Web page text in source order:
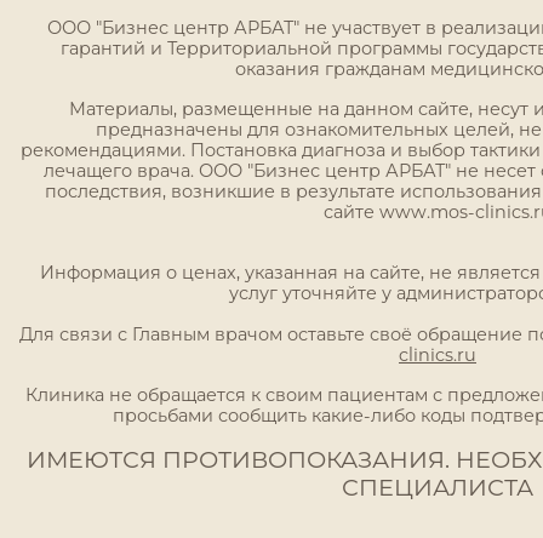
ООО "Бизнес центр АРБАТ" не участвует в
гарантий и Территориальной программы
оказания гражданам
Материалы, размещенные на данном сайте, несут
предназначены для ознакомительных целей,
рекомендациями. Постановка диагноза и выбор
лечащего врача. ООО "Бизнес центр АРБАТ" не несет
последствия, возникшие в результате
сайте www.mos-
Информация о ценах, указанная на сайте, не
услуг уточняйте у
Для связи с Главным врачом оставьте своё обращение
clinics.ru
Клиника не обращается к своим пациентам с
просьбами сообщить какие-либо коды
ИМЕЮТСЯ ПРОТИВОПОКАЗАНИЯ.
СПЕЦИАЛИСТА